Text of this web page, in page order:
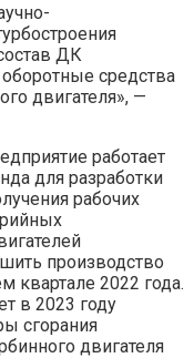
ДК
средства
двигателя», —
работает
для разработки
рабочих
производство
квартале 2022 года.
в 2023 году
сгорания
двигателя